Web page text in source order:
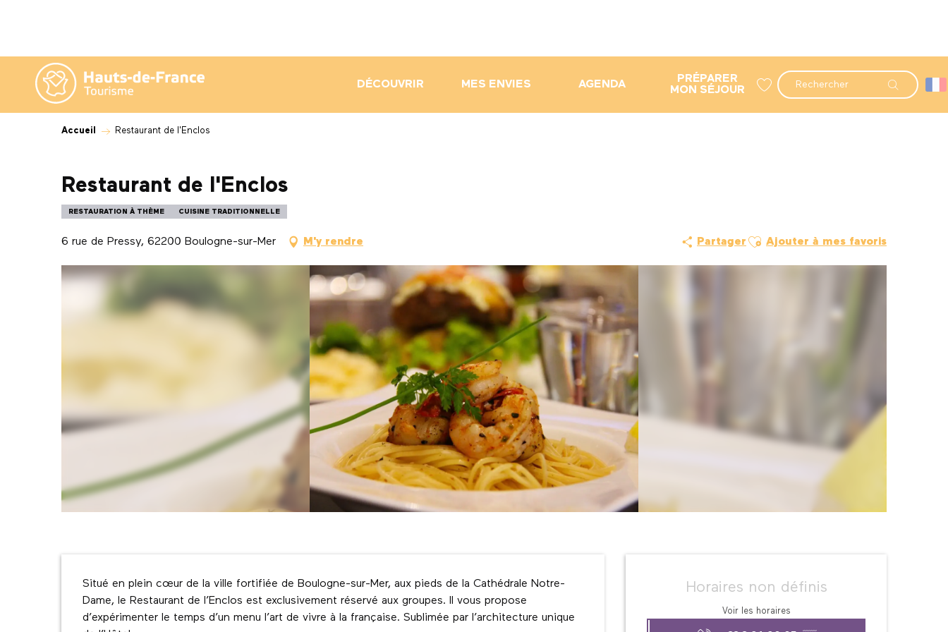
contenu
principal
Recherche
DÉCOUVRIR MES ENVIES AGENDA
PRÉPARER
MON SÉJOUR
Accueil Restaurant de l'Enclos
Restaurant de l'Enclos
RESTAURATION À THÈME CUISINE TRADITIONNELLE
6 rue de Pressy, 62200 Boulogne-sur-Mer M'y rendre Partager Ajouter aux favoris
Ajouter à mes favoris
Ouverture et
Horaires non définis
Voir les horaires
Description
Situé en plein cœur de la ville fortifiée de Boulogne-sur-Mer, aux pieds de la Cathédrale Notre-
Dame, le Restaurant de l’Enclos est exclusivement réservé aux groupes. Il vous propose
d’expérimenter le temps d’un menu l’art de vivre à la française. Sublimée par l’architecture unique